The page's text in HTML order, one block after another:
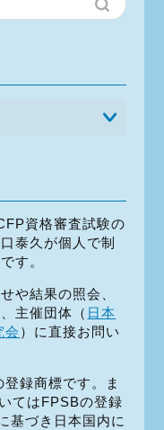
資格審査試験の
泰久が個人で制
です。
や結果の照会、
主催団体（ 日本
会 ）に直接お問い
録商標です。ま
てはFPSBの登録
基づき日本国内に